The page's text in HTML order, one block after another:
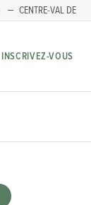
CENTRE-VAL DE
INSCRIVEZ-VOUS